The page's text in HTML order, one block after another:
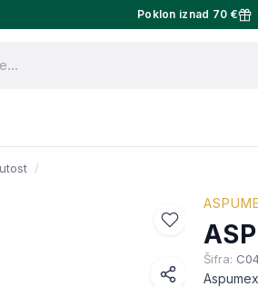
Poklon iznad 70 €
Šifra: